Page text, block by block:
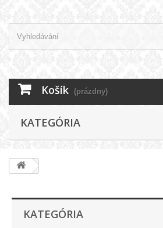
Košík (prázdny)
KATEGÓRIA
KATEGÓRIA